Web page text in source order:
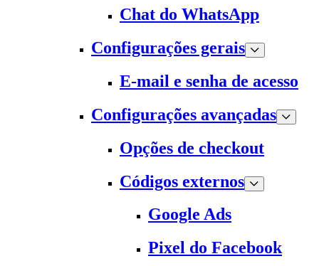
Chat do WhatsApp
Configurações gerais
E-mail e senha de acesso
Configurações avançadas
Opções de checkout
Códigos externos
Google Ads
Pixel do Facebook